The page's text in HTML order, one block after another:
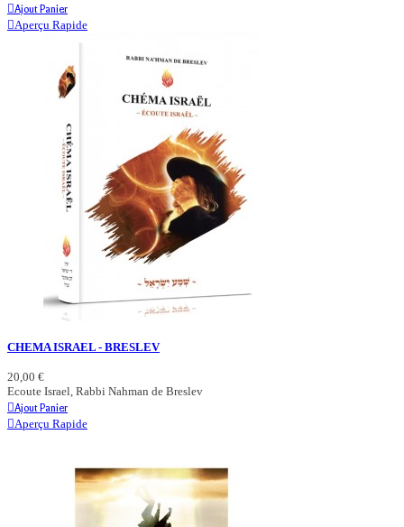
Ajout Panier
Aperçu Rapide
CHEMA ISRAEL - BRESLEV
20,00 €
Ecoute Israel, Rabbi Nahman de Breslev
Ajout Panier
Aperçu Rapide